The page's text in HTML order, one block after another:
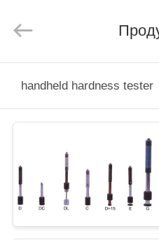
ПРОДУКТЫ
НАС
ПУТЕШЕСТВИЕ
Rights
handheld hardness tester